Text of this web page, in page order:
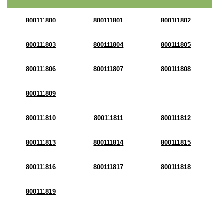
800111800 800111801 800111802
800111803 800111804 800111805
800111806 800111807 800111808
800111809
800111810 800111811 800111812
800111813 800111814 800111815
800111816 800111817 800111818
800111819